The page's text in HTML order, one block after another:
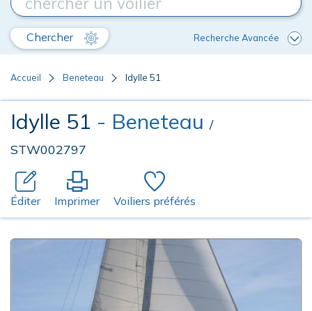
Chercher Recherche Avancée
Accueil Beneteau Idylle 51
Idylle 51 - Beneteau /
STW002797
Éditer Imprimer Voiliers préférés